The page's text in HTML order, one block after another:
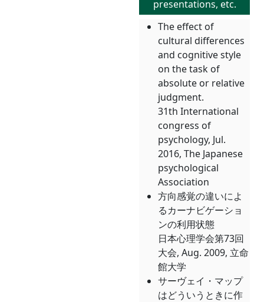
presentations, etc.
The effect of
cultural differences
and cognitive style
on the task of
absolute or relative
judgment.
31th International
congress of
psychology, Jul.
2016, The Japanese
psychological
Association
方向感覚の違いによ
るカーナビゲーショ
ンの利用状態
日本心理学会第73回
大会, Aug. 2009, 立命
館大学
サーヴェイ・マップ
はどういうときに作